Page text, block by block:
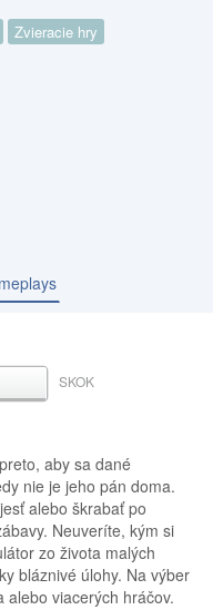
Zvieracie hry
MEDZERNÍK
SKOK
aby sa dané
nie je jeho pán doma.
alebo škrabať po
Neuveríte, kým si
zo života malých
bláznivé úlohy. Na výber
viacerých hráčov.